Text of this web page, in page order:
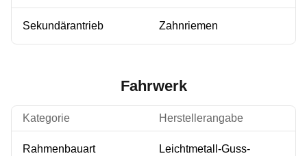
Sekundärantrieb Zahnriemen
Fahrwerk
Kategorie Herstellerangabe
Rahmenbauart
Leichtmetall-Guss-